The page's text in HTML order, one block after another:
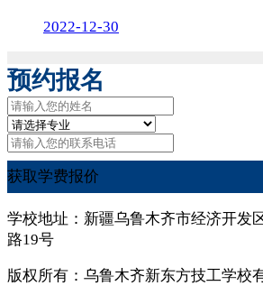
2022-12-30
预约报名
获取学费报价
学校地址：新疆乌鲁木齐市经济开发
路19号
版权所有：乌鲁木齐新东方技工学校